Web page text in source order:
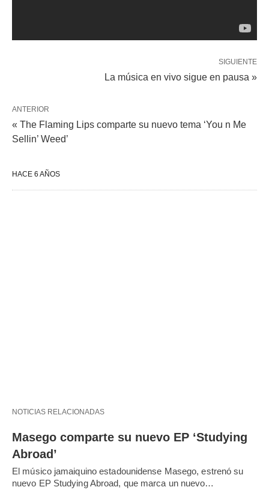
SIGUIENTE
La música en vivo sigue en pausa »
ANTERIOR
« The Flaming Lips comparte su nuevo tema ‘You n Me
Sellin’ Weed’
HACE 6 AÑOS
NOTICIAS RELACIONADAS
Masego comparte su nuevo EP ‘Studying
Abroad’
El músico jamaiquino estadounidense Masego, estrenó su
nuevo EP Studying Abroad, que marca un nuevo…